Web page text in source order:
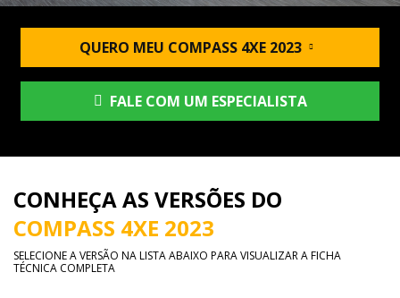
QUERO MEU COMPASS 4XE 2023
FALE COM UM ESPECIALISTA
CONHEÇA AS VERSÕES DO
COMPASS 4XE 2023
SELECIONE A VERSÃO NA LISTA ABAIXO PARA VISUALIZAR A FICHA
TÉCNICA COMPLETA